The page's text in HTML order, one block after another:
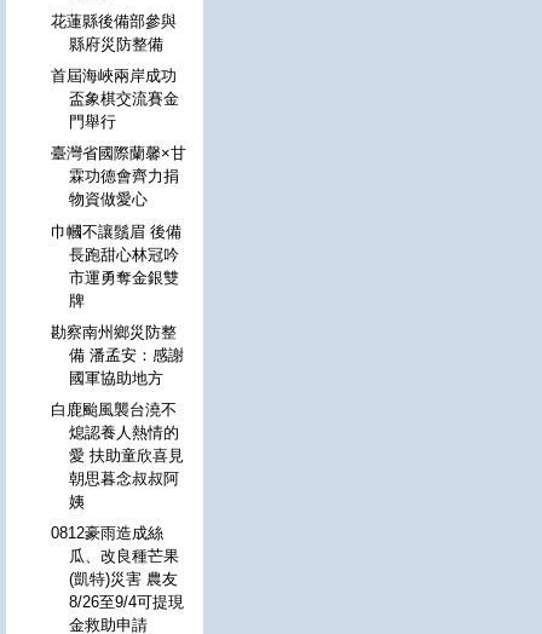
花蓮縣後備部參與
縣府災防整備
首屆海峽兩岸成功
盃象棋交流賽金
門舉行
臺灣省國際蘭馨×甘
霖功德會齊力捐
物資做愛心
巾幗不讓鬚眉 後備
長跑甜心林冠吟
市運勇奪金銀雙
牌
勘察南州鄉災防整
備 潘孟安：感謝
國軍協助地方
白鹿颱風襲台澆不
熄認養人熱情的
愛 扶助童欣喜見
朝思暮念叔叔阿
姨
0812豪雨造成絲
瓜、改良種芒果
(凱特)災害 農友
8/26至9/4可提現
金救助申請